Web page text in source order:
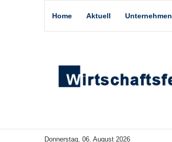
Home Aktuell Unternehmen
Donnerstag, 06. August 2026